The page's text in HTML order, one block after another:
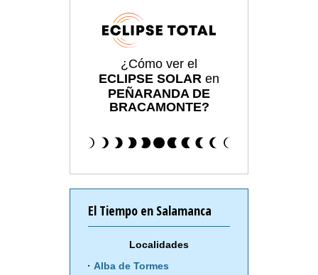
¿Cómo ver el
ECLIPSE SOLAR en
PEÑARANDA DE
BRACAMONTE?
El Tiempo en Salamanca
Localidades
Alba de Tormes